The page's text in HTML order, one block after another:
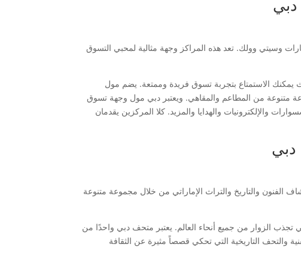
دبي
وسيتي وولك. تعد هذه المراكز وجهة مثالية لمحبي التسوق
الاستمتاع بتجربة تسوق فريدة وممتعة. يضم مول
متنوعة من المطاعم والمقاهي. ويعتبر دبي مول وجهة تسوق
والإلكترونيات والهدايا والمزيد. كلا المركزين يقدمان
دبي
الفنون والتاريخ والتراث الإماراتي من خلال مجموعة متنوعة
تجذب الزوار من جميع أنحاء العالم. يعتبر متحف دبي واحدًا من
والتحف التاريخية التي تحكي قصصاً مثيرة عن الثقافة